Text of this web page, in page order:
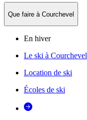
Que faire à Courchevel
En hiver
Le ski à Courchevel
Location de ski
Écoles de ski